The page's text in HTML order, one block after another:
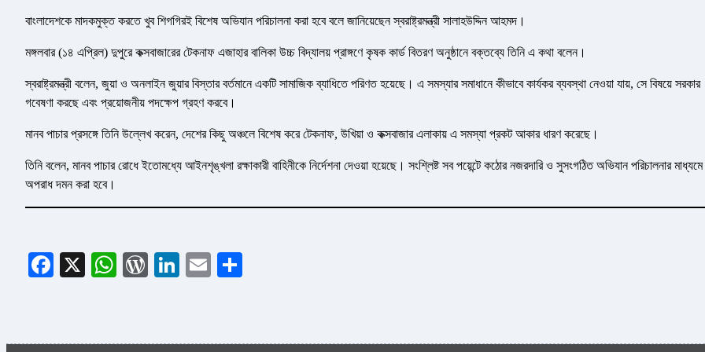
বাংলাদেশকে মাদকমুক্ত করতে খুব শিগগিরই বিশেষ অভিযান পরিচালনা করা হবে বলে জানিয়েছেন স্বরাষ্ট্রমন্ত্রী সালাহউদ্দিন আহমদ।
মঙ্গলবার (১৪ এপ্রিল) দুপুরে কক্সবাজারের টেকনাফ এজাহার বালিকা উচ্চ বিদ্যালয় প্রাঙ্গণে কৃষক কার্ড বিতরণ অনুষ্ঠানে বক্তব্যে তিনি এ কথা বলেন।
স্বরাষ্ট্রমন্ত্রী বলেন, জুয়া ও অনলাইন জুয়ার বিস্তার বর্তমানে একটি সামাজিক ব্যাধিতে পরিণত হয়েছে। এ সমস্যার সমাধানে কীভাবে কার্যকর ব্যবস্থা নেওয়া যায়, সে বিষয়ে সরকার
গবেষণা করছে এবং প্রয়োজনীয় পদক্ষেপ গ্রহণ করবে।
মানব পাচার প্রসঙ্গে তিনি উল্লেখ করেন, দেশের কিছু অঞ্চলে বিশেষ করে টেকনাফ, উখিয়া ও কক্সবাজার এলাকায় এ সমস্যা প্রকট আকার ধারণ করেছে।
তিনি বলেন, মানব পাচার রোধে ইতোমধ্যে আইনশৃঙ্খলা রক্ষাকারী বাহিনীকে নির্দেশনা দেওয়া হয়েছে। সংশ্লিষ্ট সব পয়েন্টে কঠোর নজরদারি ও সুসংগঠিত অভিযান পরিচালনার
অপরাধ দমন করা হবে।
Facebook
X WhatsApp
WordPress
LinkedIn
Email